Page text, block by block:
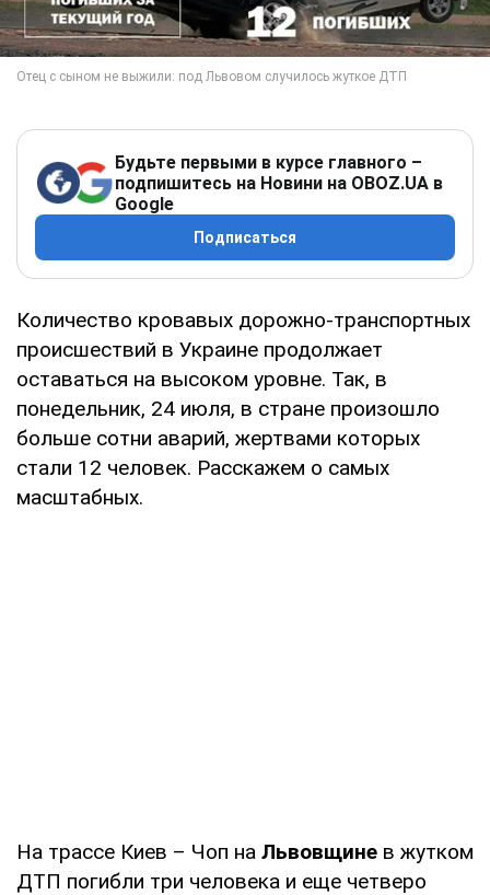
Будьте первыми в курсе главного –
подпишитесь на Новини на OBOZ.UA в
Google
Подписаться
Количество кровавых дорожно-транспортных
происшествий в Украине продолжает
оставаться на высоком уровне. Так, в
понедельник, 24 июля, в стране произошло
больше сотни аварий, жертвами которых
стали 12 человек. Расскажем о самых
масштабных.
На трассе Киев – Чоп на Львовщине в жутком
ДТП погибли три человека и еще четверо